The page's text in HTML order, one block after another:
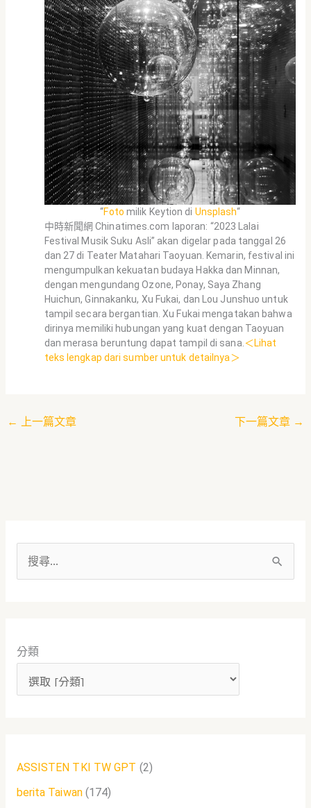
“Foto milik Keytion di Unsplash“
中時新聞網 Chinatimes.com laporan: “2023 Lalai
Festival Musik Suku Asli” akan digelar pada tanggal 26
dan 27 di Teater Matahari Taoyuan. Kemarin, festival ini
mengumpulkan kekuatan budaya Hakka dan Minnan,
dengan mengundang Ozone, Ponay, Saya Zhang
Huichun, Ginnakanku, Xu Fukai, dan Lou Junshuo untuk
tampil secara bergantian. Xu Fukai mengatakan bahwa
dirinya memiliki hubungan yang kuat dengan Taoyuan
dan merasa beruntung dapat tampil di sana. ＜Lihat
teks lengkap dari sumber untuk detailnya＞
← 上一篇文章 下一篇文章 →
字
分類
ASSISTEN TKI TW GPT (2)
berita Taiwan(174)